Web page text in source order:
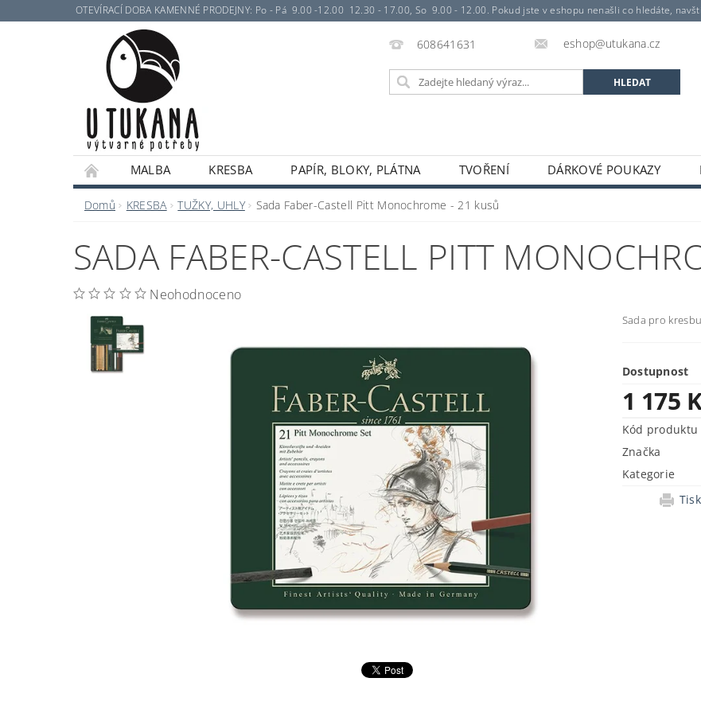
OTEVÍRACÍ DOBA KAMENNÉ PRODEJNY: Po - Pá 9.00 -12.00 12.30 - 17.00, So 9.00 - 12.00. Pokud jste v eshopu nenašli co hledáte,
608641631 eshop@utukana.cz
MALBA KRESBA PAPÍR, BLOKY, PLÁTNA TVOŘENÍ DÁRKOVÉ POUKAZY
Domů KRESBA TUŽKY, UHLY Sada Faber-Castell Pitt Monochrome - 21 kusů
SADA FABER-CASTELL PITT
Neohodnoceno
Sada pro
Dostupnost
1 175
Kód produktu
Značka
Kategorie
Tisk